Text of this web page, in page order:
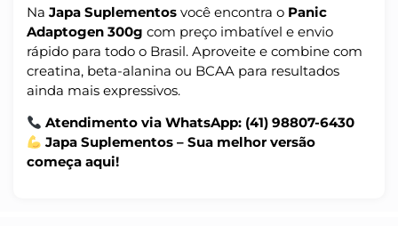
Na Japa Suplementos você encontra o Panic
Adaptogen 300g com preço imbatível e envio
rápido para todo o Brasil. Aproveite e combine com
creatina, beta-alanina ou BCAA para resultados
ainda mais expressivos.
Atendimento via WhatsApp: (41) 98807-6430
Japa Suplementos – Sua melhor versão
começa aqui!